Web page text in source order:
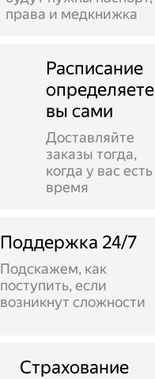
права и медкнижка
Расписание
определяете
вы сами
Доставляйте
заказы тогда,
когда у вас есть
время
Поддержка 24/7
Подскажем, как
поступить, если
возникнут сложности
Страхование